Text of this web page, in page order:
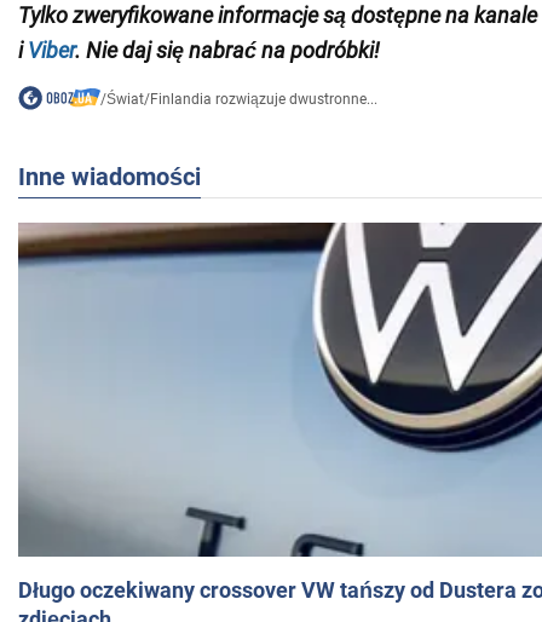
Tylko zweryfikowane informacje są dostępne na kanale
iViber. Nie daj się nabrać na podróbki!
/Świat/Finlandia rozwiązuje dwustronne...
Inne wiadomości
Długo oczekiwany crossover VW tańszy od Dustera